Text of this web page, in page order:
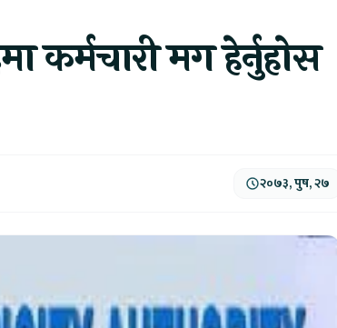
कर्मचारी मग हेर्नुहोस
२०७३, पुष, २७